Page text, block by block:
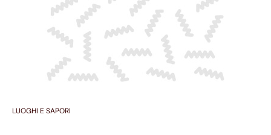
LUOGHI E SAPORI